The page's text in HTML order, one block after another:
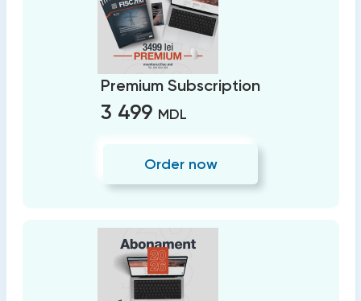
Premium Subscription
3 499 MDL
Order now